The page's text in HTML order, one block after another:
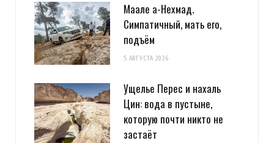
Маале а-Нехмад.
Симпатичный, мать его,
подъём
5 АВГУСТА 2026
Ущелье Перес и нахаль
Цин: вода в пустыне,
которую почти никто не
застаёт